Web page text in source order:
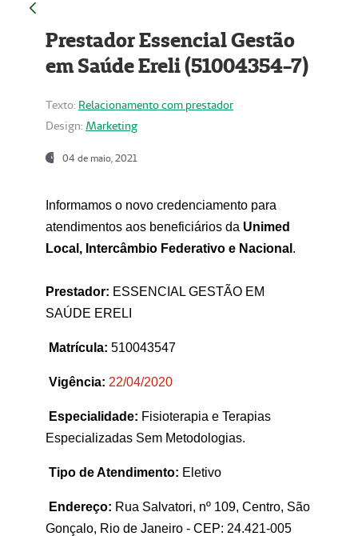
Prestador Essencial Gestão
em Saúde Ereli (51004354-7)
Texto: Relacionamento com prestador
Design: Marketing
04 de maio, 2021
Informamos o novo credenciamento para
atendimentos aos beneficiários da Unimed
Local, Intercâmbio Federativo e Nacional .
Prestador: ESSENCIAL GESTÃO EM
SAÚDE ERELI
Matrícula: 510043547
Vigência: 22/04/2020
Especialidade: Fisioterapia e Terapias
Especializadas Sem Metodologias.
Tipo de Atendimento: Eletivo
Endereço: Rua Salvatori, nº 109, Centro, São
Gonçalo, Rio de Janeiro - CEP: 24.421-005